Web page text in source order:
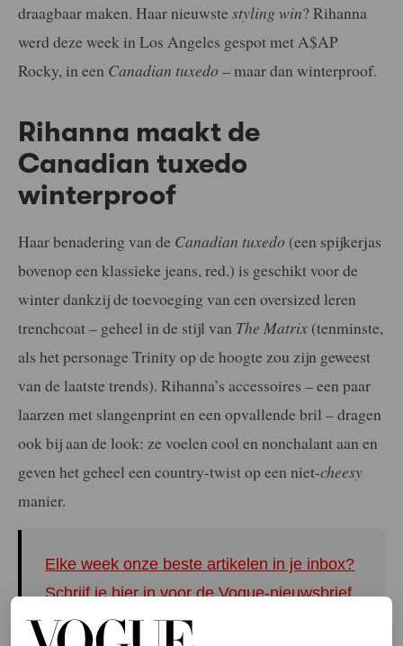
draagbaar maken. Haar nieuwste styling win? Rihanna
werd deze week in Los Angeles gespot met A$AP
Rocky, in een Canadian tuxedo – maar dan winterproof.
Rihanna maakt de
Canadian tuxedo
winterproof
Haar benadering van de Canadian tuxedo (een spijkerjas
bovenop een klassieke jeans, red.) is geschikt voor de
winter dankzij de toevoeging van een oversized leren
trenchcoat – geheel in de stijl van The Matrix (tenminste,
als het personage Trinity op de hoogte zou zijn geweest
van de laatste trends). Rihanna’s accessoires – een paar
laarzen met slangenprint en een opvallende bril – dragen
ook bij aan de look: ze voelen cool en nonchalant aan en
geven het geheel een country-twist op een niet-cheesy
manier.
Elke week onze beste artikelen in je inbox?
Schrijf je hier in voor de Vogue-nieuwsbrief.